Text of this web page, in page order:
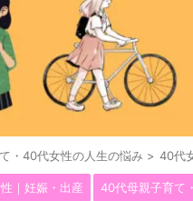
・40代女性の人生の悩み > 40代
｜妊娠・出産 40代母親子育て